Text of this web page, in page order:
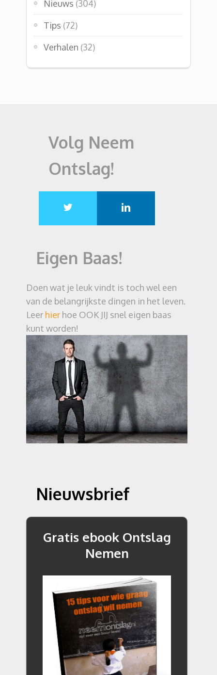
Nieuws (304)
Tips (72)
Verhalen (32)
Volg Neem
Ontslag!
Eigen Baas!
Doen wat je leuk vindt is toch wel een
van de belangrijkste dingen in het leven.
Leer hier hoe OOK JIJ snel eigen baas
kunt worden!
Nieuwsbrief
Gratis ebook Ontslag
Nemen